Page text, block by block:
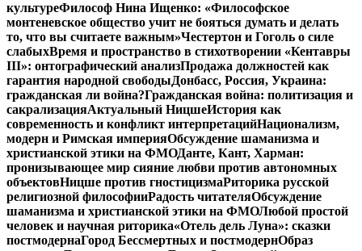
культуреФилософ Нина Ищенко: «Философское
монтеневское общество учит не бояться думать и делать
то, что вы считаете важным»Честертон и Гоголь о силе
слабыхВремя и пространство в стихотворении «Кентавры
III»: онтографический анализПродажа должностей как
гарантия народной свободыДонбасс, Россия, Украина:
гражданская ли война?Гражданская война: политизация и
сакрализацияАктуальный НицшеИстория как
современность и конфликт интерпретацийНационализм,
модерн и Римская империяОбсуждение шаманизма и
христианской этики на ФМОДанте, Кант, Харман:
пронизывающее мир сияние любви против автономных
объектовНицше против гностицизмаРиторика русской
религиозной философииРадость читателяОбсуждение
шаманизма и христианской этики на ФМОЛюбой простой
человек и научная риторика«Отель дель Луна»: сказки
постмодернаГород Бессмертных и постмодернОбраз